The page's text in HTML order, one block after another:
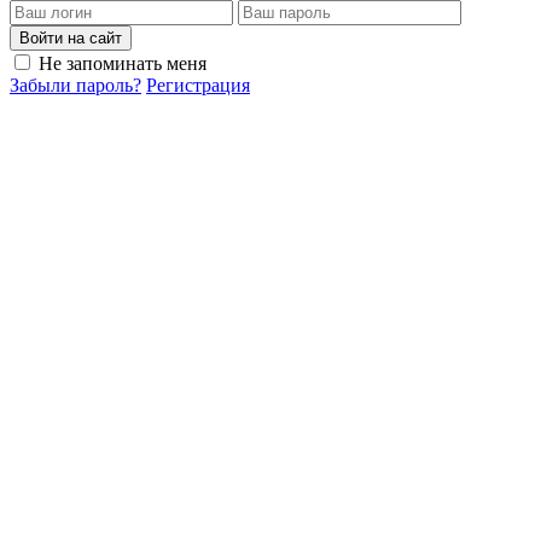
Войти на сайт
Не запоминать меня
Забыли пароль? Регистрация